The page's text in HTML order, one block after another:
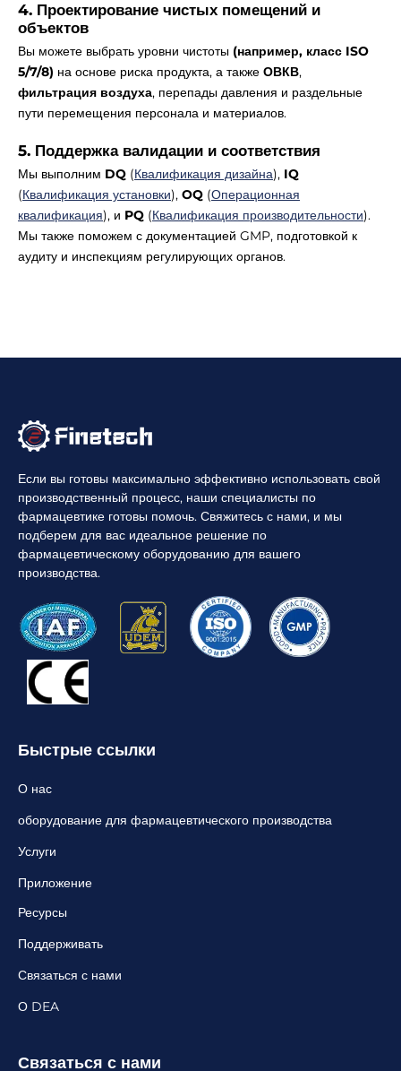
4. Проектирование чистых помещений и
объектов
Вы можете выбрать уровни чистоты (например, класс ISO
5/7/8) на основе риска продукта, а также ОВКВ,
фильтрация воздуха, перепады давления и раздельные
пути перемещения персонала и материалов.
5. Поддержка валидации и соответствия
Мы выполним DQ (Квалификация дизайна), IQ
(Квалификация установки), OQ (Операционная
квалификация), и PQ (Квалификация производительности).
Мы также поможем с документацией GMP, подготовкой к
аудиту и инспекциям регулирующих органов.
Если вы готовы максимально эффективно использовать свой
производственный процесс, наши специалисты по
фармацевтике готовы помочь. Свяжитесь с нами, и мы
подберем для вас идеальное решение по
фармацевтическому оборудованию для вашего
производства.
Быстрые ссылки
О нас
оборудование для фармацевтического производства
Услуги
Приложение
Ресурсы
Поддерживать
Связаться с нами
О DEA
Связаться с нами